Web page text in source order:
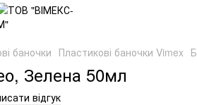
баночки Пластикові баночки Vimex
Зелена 50мл
відгук